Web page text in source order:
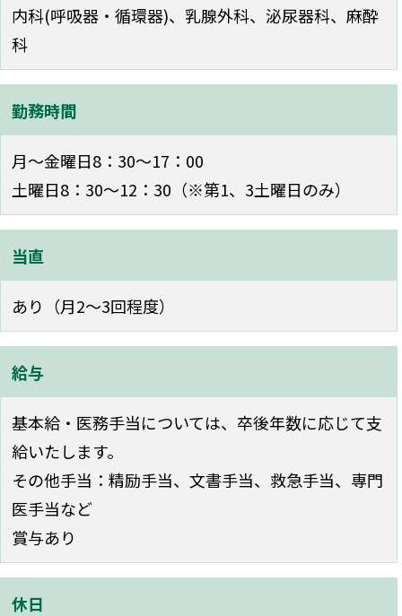
内科(呼吸器・循環器)、乳腺外科、泌尿器科、麻酔
科
勤務時間
月〜金曜日8：30〜17：00
土曜日8：30〜12：30（※第1、3土曜日のみ）
当直
あり（月2〜3回程度）
給与
基本給・医務手当については、卒後年数に応じて支
給いたします。
その他手当：精励手当、文書手当、救急手当、専門
医手当など
賞与あり
休日